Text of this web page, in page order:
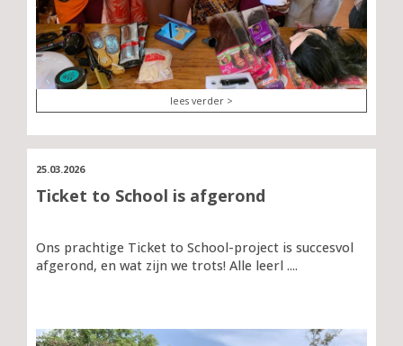
lees verder >
25.03.2026
Ticket to School is afgerond
Ons prachtige Ticket to School-project is succesvol
afgerond, en wat zijn we trots! Alle leerl ....